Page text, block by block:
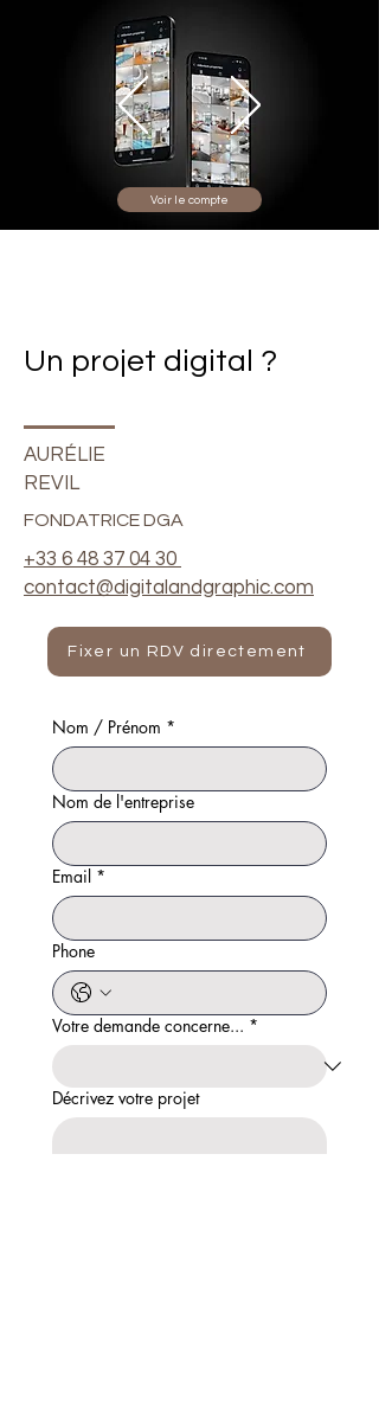
Voir le compte
Un projet digital ?
AURÉLIE
REVIL
FONDATRICE DGA
+33 6 48 37 04 30
contact@digitalandgraphic.com
Fixer un RDV directement
Nom / Prénom *
Nom de l'entreprise
Email *
Phone
Votre demande concerne... *
Décrivez votre projet